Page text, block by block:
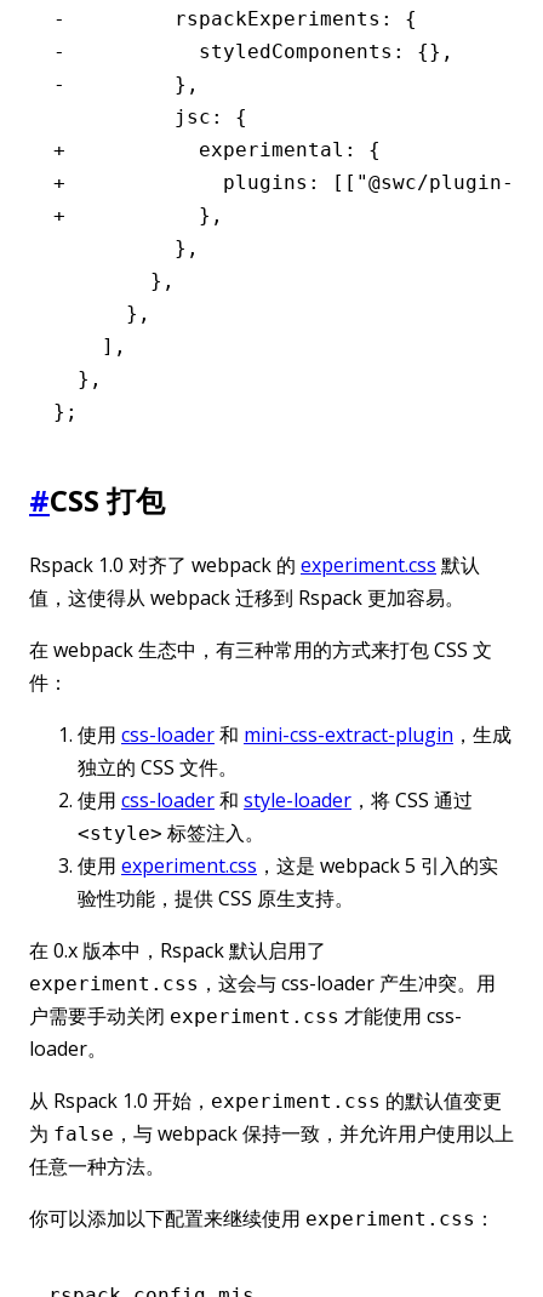
-         rspackExperiments: {
-           styledComponents: {},
-         },
          jsc: {
+           experimental: {
+             plugins: [["@swc/plugin-
+           },
          },
        },
      },
    ],
  },
};
#CSS 打包
Rspack 1.0 对齐了 webpack 的 experiment.css 默认
值，这使得从 webpack 迁移到 Rspack 更加容易。
在 webpack 生态中，有三种常用的方式来打包 CSS 文
件：
使用 css-loader和 mini-css-extract-plugin ，生成
独立的 CSS 文件。
使用 css-loader和 style-loader ，将 CSS 通过
<style> 标签注入。
使用 experiment.css ，这是 webpack 5 引入的实
验性功能，提供 CSS 原生支持。
在 0.x 版本中，Rspack 默认启用了
experiment.css ，这会与 css-loader 产生冲突。用
户需要手动关闭 experiment.css 才能使用 css-
loader。
从 Rspack 1.0 开始， experiment.css 的默认值变更
为 false ，与 webpack 保持一致，并允许用户使用以上
任意一种方法。
你可以添加以下配置来继续使用 experiment.css ：